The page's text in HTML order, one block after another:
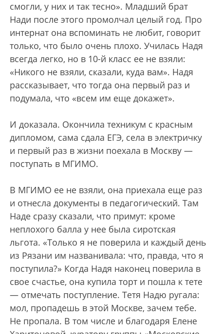
смогли, у них и так тесно». Младший брат
Нади после этого промолчал целый год. Про
интернат она вспоминать не любит, говорит
только, что было очень плохо. Училась Надя
всегда легко, но в 10-й класс ее не взяли:
«Никого не взяли, сказали, куда вам». Надя
рассказывает, что тогда она первый раз и
подумала, что «всем им еще докажет».
И доказала. Окончила техникум с красным
дипломом, сама сдала ЕГЭ, села в электричку
и первый раз в жизни поехала в Москву —
поступать в МГИМО.
В МГИМО ее не взяли, она приехала еще раз
и отнесла документы в педагогический. Там
Наде сразу сказали, что примут: кроме
неплохого балла у нее была сиротская
льгота. «Только я не поверила и каждый день
из Рязани им названивала: что, правда, что я
поступила?» Когда Надя наконец поверила в
свое счастье, она купила торт и пошла к тете
— отмечать поступление. Тетя Надю ругала:
мол, пропадешь в этой Москве, зачем тебе.
Не пропала. В том числе и благодаря Елене